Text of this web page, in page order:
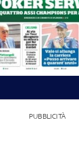
PUBBLICITÀ